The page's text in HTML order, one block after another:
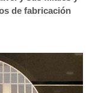
de fabricación